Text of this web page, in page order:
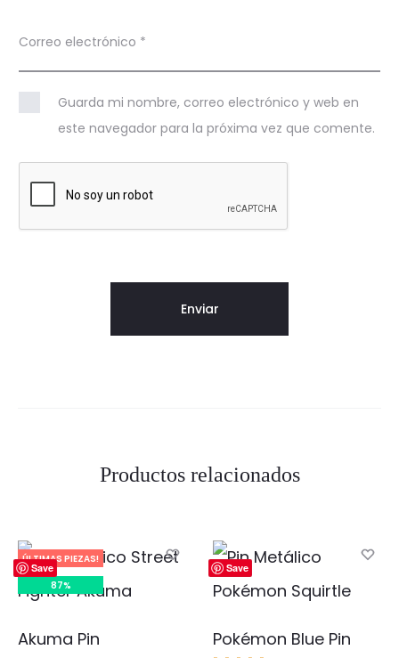
Correo electrónico *
Guarda mi nombre, correo electrónico y web en
este navegador para la próxima vez que comente.
Productos relacionados
Save
ÚLTIMAS PIEZAS!
87%
Akuma Pin
Save
Pokémon Blue Pin